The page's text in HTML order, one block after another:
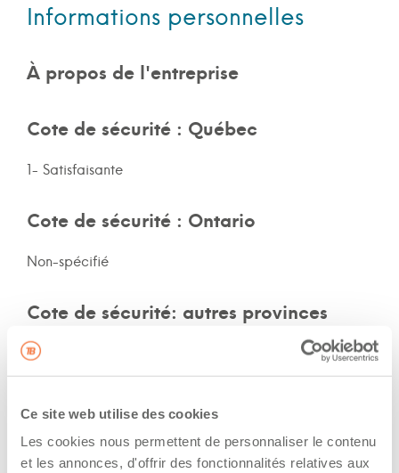
Ce site web utilise des cookies
Les cookies nous permettent de personnaliser le contenu
et les annonces, d'offrir des fonctionnalités relatives aux
Informations personnelles
À propos de l'entreprise
Cote de sécurité : Québec
1- Satisfaisante
Cote de sécurité : Ontario
Non-spécifié
Cote de sécurité: autres provinces
Quebec
Assurances et immatriculation
Veux adhérer aux assurances de la flotte de
l’entreprise